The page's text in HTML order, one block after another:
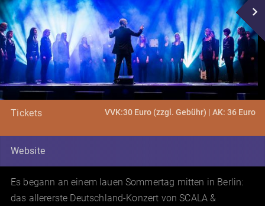
navigate_next
Tickets VVK:30 Euro (zzgl. Gebühr) | AK: 36 Euro
Website
Es begann an einem lauen Sommertag mitten in Berlin:
das allererste Deutschland-Konzert von SCALA &